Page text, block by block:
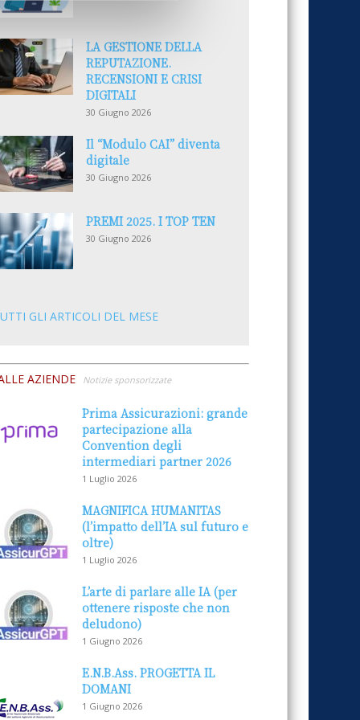
LA GESTIONE DELLA
REPUTAZIONE.
RECENSIONI E CRISI
DIGITALI
30 Giugno 2026
Il “Modulo CAI” diventa
digitale
30 Giugno 2026
PREMI 2025. I TOP TEN
30 Giugno 2026
GLI ARTICOLI DEL MESE
AZIENDE Notizie sponsorizzate
Prima Assicurazioni: grande
partecipazione alla
Convention degli
intermediari partner 2026
1 Luglio 2026
MAGNIFICA HUMANITAS
(l’impatto dell’IA sul futuro e
oltre)
1 Luglio 2026
L’arte di parlare alle IA (per
ottenere risposte che non
deludono)
1 Giugno 2026
E.N.B.Ass. PROGETTA IL
DOMANI
1 Giugno 2026